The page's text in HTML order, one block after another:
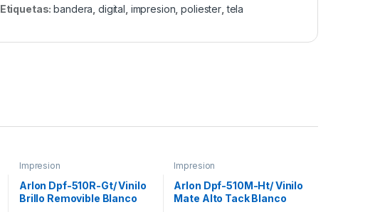
Etiquetas:bandera digital impresion ,poliester,tela
Impresion
Arlon Dpf-510R-Gt/ Vinilo
Brillo Removible Blanco
Impresion
Arlon Dpf-510M-Ht/ Vinilo
Mate Alto Tack Blanco